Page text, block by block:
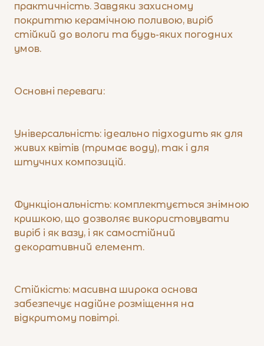
практичність. Завдяки захисному
покриттю керамічною поливою, виріб
стійкий до вологи та будь-яких погодних
умов.
​Основні переваги:
​Універсальність: ідеально підходить як для
живих квітів (тримає воду), так і для
штучних композицій.
​Функціональність: комплектується знімною
кришкою, що дозволяє використовувати
виріб і як вазу, і як самостійний
декоративний елемент.
​Стійкість: масивна широка основа
забезпечує надійне розміщення на
відкритому повітрі.